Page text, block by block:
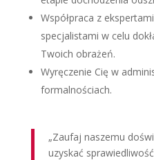
Współpraca z
specjalistami w celu
Twoich obrażeń.
Wyręczenie Cię w
formalnościach.
„Zaufaj naszemu
uzyskać